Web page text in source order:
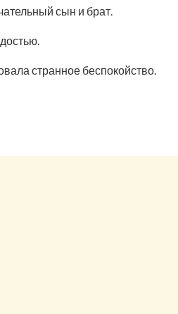
сын и брат.
странное беспокойство.